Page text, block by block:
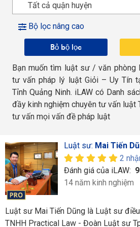
Tất cả quận huyện
Bộ lọc nâng cao
Bỏ bộ lọc
Bạn muốn tìm luật sư / văn
tư vấn pháp lý luật Giỏi – Uy Tín
Tỉnh Quảng Ninh. iLAW có Danh
đầy kinh nghiệm chuyên tư vấn luật
tư vấn mọi vấn đề pháp luật
Luật sư: Mai Tiến
2
Đánh giá của iLAW:
14 năm kinh nghiệm
Luật sư Mai Tiến Dũng là Luật sư
TNHH Practical Law - Đoàn Luật sư